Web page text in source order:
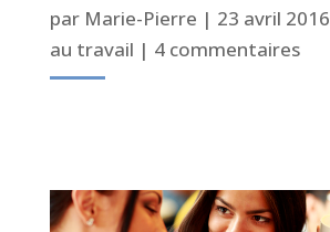
par Marie-Pierre | 23 avril 2016
au travail | 4 commentaires